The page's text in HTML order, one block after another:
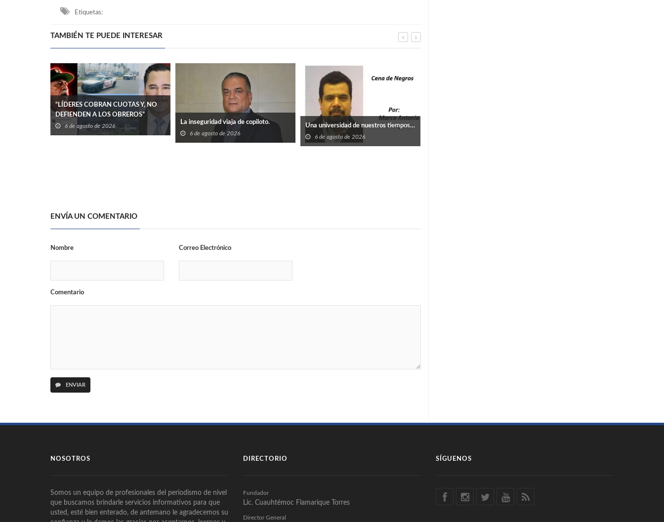
Etiquetas:
TAMBIÉN TE PUEDE INTERESAR
“LÍDERES COBRAN CUOTAS Y, NO
DEFIENDEN A LOS OBREROS”
6 de agosto de 2026
La inseguridad viaja de copiloto.
6 de agosto de 2026
Una universidad de nuestros tiempos…
6 de agosto de 2026
ENVÍA UN COMENTARIO
Nombre Correo Electrónico
Comentario
ENVIAR
NOSOTROS
Somos un equipo de profesionales del periodismo de nivel
que buscamos brindarle servicios informativos para que
usted, esté bien enterado, de antemano le agradecemos su
DIRECTORIO
Fundador
Lic. Cuauhtémoc Flamarique Torres
Director General
SÍGUENOS